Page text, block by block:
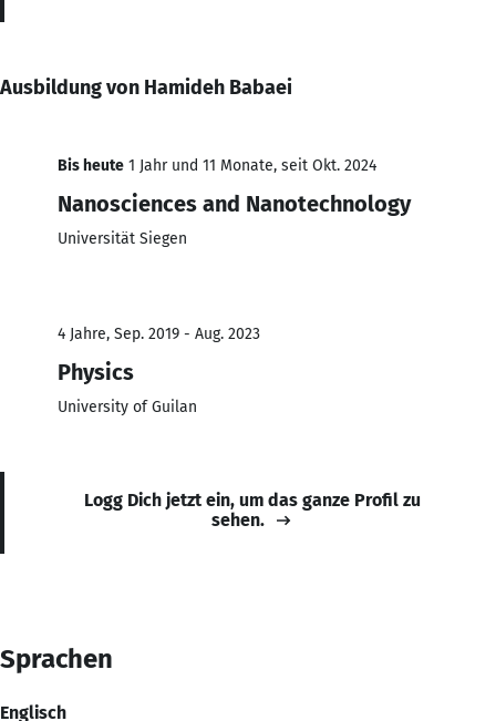
Ausbildung von Hamideh Babaei
Bis heute 1 Jahr und 11 Monate, seit Okt. 2024
Nanosciences and Nanotechnology
Universität Siegen
4 Jahre, Sep. 2019 - Aug. 2023
Physics
University of Guilan
Logg Dich jetzt ein, um das ganze Profil zu
sehen.
Sprachen
Englisch